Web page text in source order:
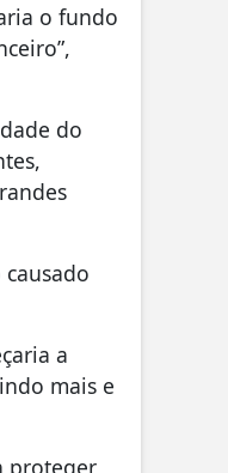
o fundo
do
a
mais e
proteger